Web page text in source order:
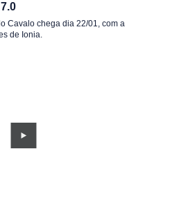
Cavalo chega dia 22/01, com a
de Ionia.